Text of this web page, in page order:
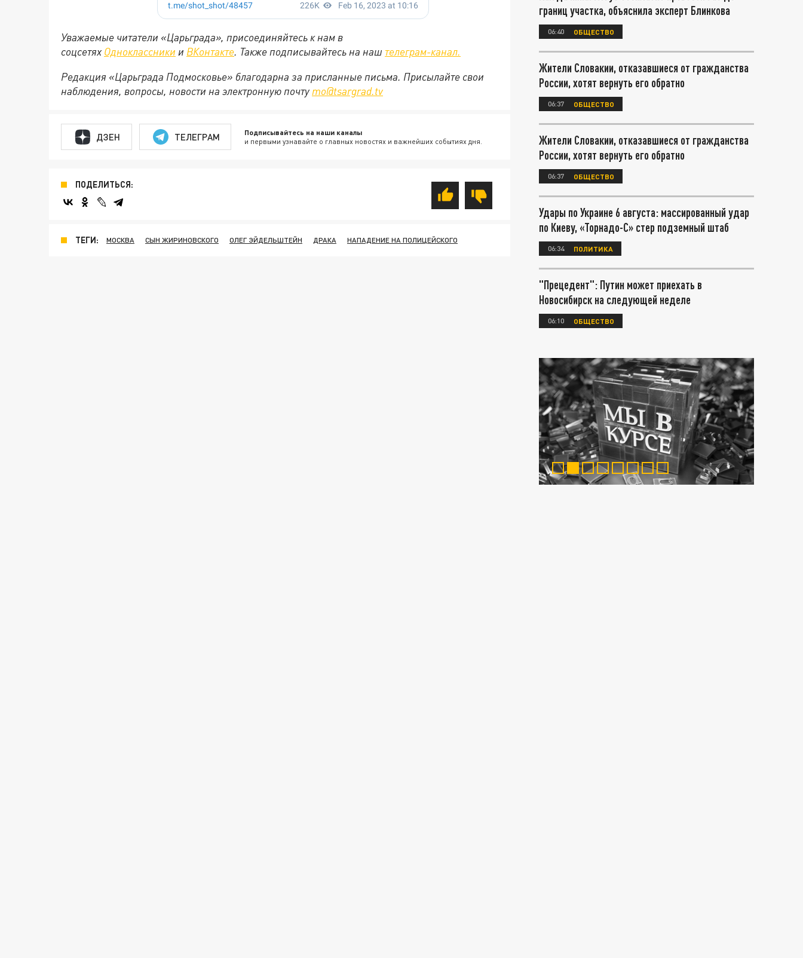
Уважаемые читатели «Царьграда», присоединяйтесь к нам в
соцсетях Одноклассники и ВКонтакте. Также подписывайтесь на наш телеграм-канал.
Редакция «Царьграда Подмосковье» благодарна за присланные письма. Присылайте свои
наблюдения, вопросы, новости на электронную почту mo@tsargrad.tv
ДЗЕН ТЕЛЕГРАМ Подписывайтесь на наши каналы
и первыми узнавайте о главных новостях и важнейших событиях дня.
ПОДЕЛИТЬСЯ:
ТЕГИ: МОСКВА СЫН ЖИРИНОВСКОГО ОЛЕГ ЭЙДЕЛЬШТЕЙН ДРАКА НАПАДЕНИЕ НА ПОЛИЦЕЙСКОГО
границ участка, объяснила эксперт Блинкова
06:40 ОБЩЕСТВО
Жители Словакии, отказавшиеся от гражданства
России, хотят вернуть его обратно
06:37 ОБЩЕСТВО
Жители Словакии, отказавшиеся от гражданства
России, хотят вернуть его обратно
06:37 ОБЩЕСТВО
Удары по Украине 6 августа: массированный удар
по Киеву, «Торнадо-С» стер подземный штаб
06:34 ПОЛИТИКА
"Прецедент": Путин может приехать в
Новосибирск на следующей неделе
06:10 ОБЩЕСТВО